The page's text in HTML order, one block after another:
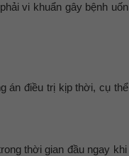
vi khuẩn gây bệnh uốn
án điều trị kịp thời, cụ thể
thời gian đầu ngay khi